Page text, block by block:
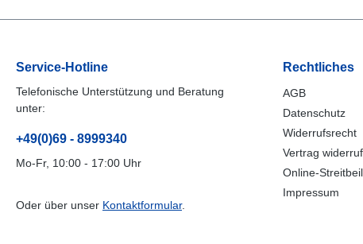
Service-Hotline
Telefonische Unterstützung und Beratung
unter:
+49(0)69 - 8999340
Mo-Fr, 10:00 - 17:00 Uhr
Oder über unser Kontaktformular.
Rechtliches
AGB
Datenschutz
Widerrufsrecht
Vertrag
Online-
Impressum